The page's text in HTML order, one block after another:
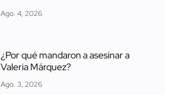
Ago. 4, 2026
¿Por qué mandaron a asesinar a
Valeria Márquez?
Ago. 3, 2026